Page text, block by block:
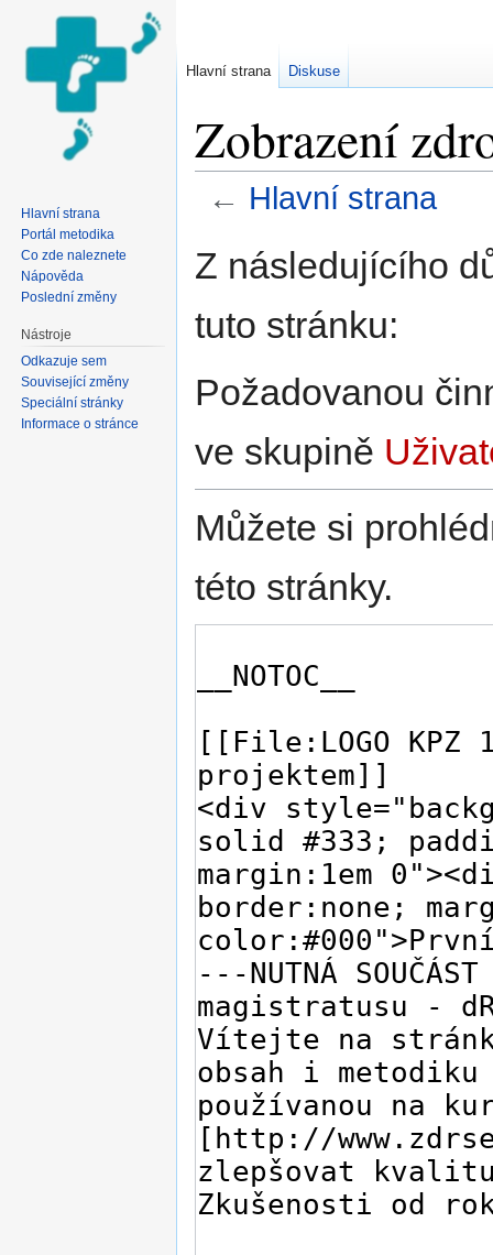
Zobrazení
← Hlavní strana
Z následujícího
tuto stránku:
Požadovanou
ve skupině
Můžete si
této stránky.
Hlavní strana Diskuse
Hlavní strana
Portál metodika
Co zde naleznete
Nápověda
Poslední změny
Nástroje
Odkazuje sem
Související změny
Speciální stránky
Informace o stránce